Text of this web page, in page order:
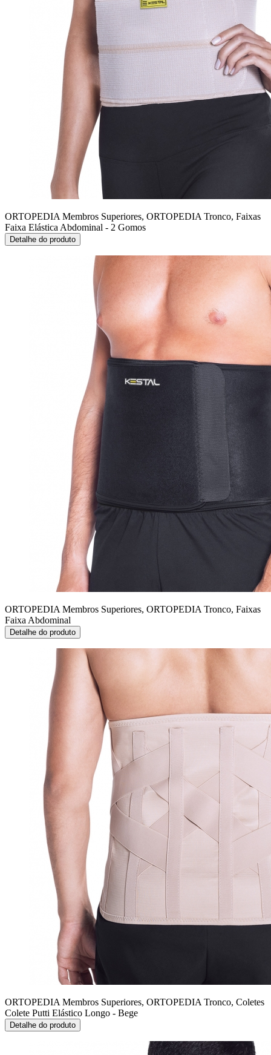
ORTOPEDIA Membros Superiores, ORTOPEDIA Tronco, Faixas
Faixa Elástica Abdominal - 2 Gomos
Detalhe do produto
ORTOPEDIA Membros Superiores, ORTOPEDIA Tronco, Faixas
Faixa Abdominal
Detalhe do produto
ORTOPEDIA Membros Superiores, ORTOPEDIA Tronco, Coletes
Colete Putti Elástico Longo - Bege
Detalhe do produto